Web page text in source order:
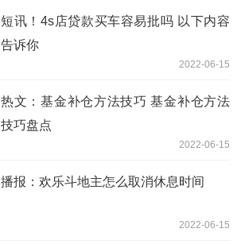
短讯！4s店贷款买车容易批吗 以下内容
告诉你
2022-06-15
热文：基金补仓方法技巧 基金补仓方法
技巧盘点
2022-06-15
播报：欢乐斗地主怎么取消休息时间
2022-06-15